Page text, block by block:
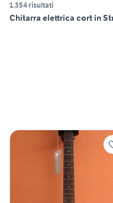
1.354 risultati
Chitarra elettrica cort in